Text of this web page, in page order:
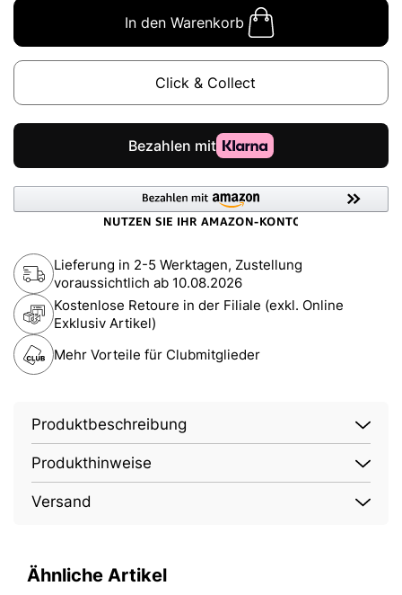
In den Warenkorb
Click & Collect
Lieferung in 2-5 Werktagen, Zustellung
voraussichtlich ab 10.08.2026
Kostenlose Retoure in der Filiale (exkl. Online
Exklusiv Artikel)
Mehr Vorteile für Clubmitglieder
Produktbeschreibung
Produkthinweise
Versand
Ähnliche Artikel